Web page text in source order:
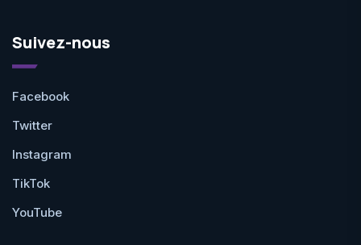
Suivez-nous
Facebook
Twitter
Instagram
TikTok
YouTube